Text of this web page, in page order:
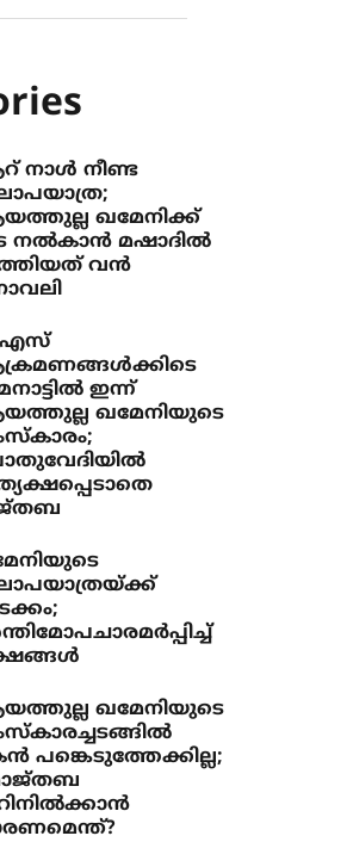
നാള്‍ നീണ്ട
ഖമേനിക്ക്
നല്‍കാന്‍ മഷാദില്‍
വന്‍
ഇന്ന്
ഖമേനിയുടെ
ഖമേനിയുടെ
പങ്കെടുത്തേക്കില്ല;